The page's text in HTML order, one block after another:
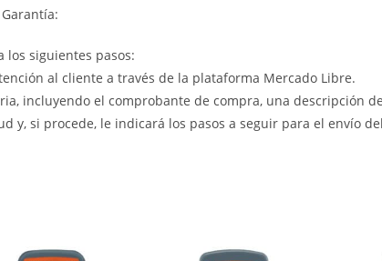
los siguientes pasos:
al cliente a través de la plataforma Mercado Libre.
incluyendo el comprobante de compra, una descripción
y, si procede, le indicará los pasos a seguir para el envío